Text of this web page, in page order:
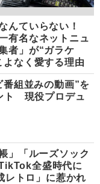
んていらない！
有名なネットニュ
者」が“ガラケ
よなく愛する理由
番組並みの動画”を
ト 現役プロデュ
」「ルーズソック
全盛時代に
レトロ」に惹かれ